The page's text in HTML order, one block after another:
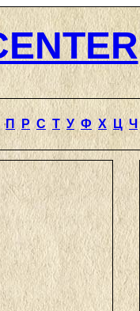
П Р С Т У Ф Х Ц Ч